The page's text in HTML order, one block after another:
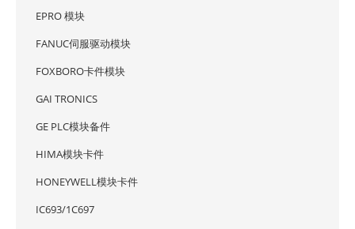
EPRO 模块
FANUC伺服驱动模块
FOXBORO卡件模块
GAI TRONICS
GE PLC模块备件
HIMA模块卡件
HONEYWELL模块卡件
IC693/1C697